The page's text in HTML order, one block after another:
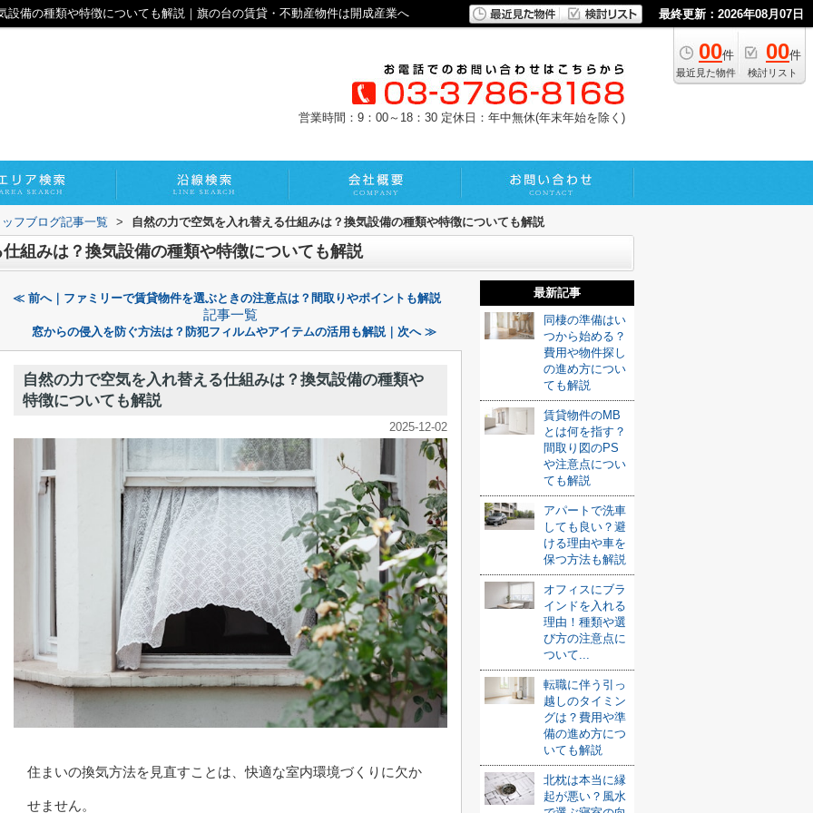
設備の種類や特徴についても解説｜旗の台の賃貸・不動産物件は開成産業へ 最終更新：2026年08月07日
00件
最近見た物件
00件
検討リスト
営業時間：9：00～18：30 定休日：年中無休(年末年始を除く)
フブログ記事一覧 > 自然の力で空気を入れ替える仕組みは？換気設備の種類や特徴についても解説
組みは？換気設備の種類や特徴についても解説
≪ 前へ｜ファミリーで賃貸物件を選ぶときの注意点は？間取りやポイントも解説
記事一覧
窓からの侵入を防ぐ方法は？防犯フィルムやアイテムの活用も解説｜次へ ≫
自然の力で空気を入れ替える仕組みは？換気設備の種類や
特徴についても解説
2025-12-02
住まいの換気方法を見直すことは、快適な室内環境づくりに欠か
せません。
最新記事
同棲の準備はい
つから始める？
費用や物件探し
の進め方につい
ても解説
賃貸物件のMB
とは何を指す？
間取り図のPS
や注意点につい
ても解説
アパートで洗車
しても良い？避
ける理由や車を
保つ方法も解説
オフィスにブラ
インドを入れる
理由！種類や選
び方の注意点に
ついて...
転職に伴う引っ
越しのタイミン
グは？費用や準
備の進め方につ
いても解説
北枕は本当に縁
起が悪い？風水